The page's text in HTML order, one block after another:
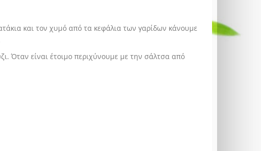
και τον χυμό από τα κεφάλια των γαρίδων κάνουμε
Όταν είναι έτοιμο περιχύνουμε με την σάλτσα από